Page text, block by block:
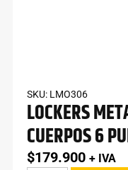
SKU: LMO306
LOCKERS
CUERPOS 6
$179.900 + IVA